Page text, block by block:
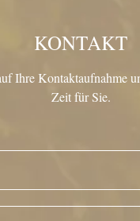
KONTAKT
Ihre Kontaktaufnahme
Zeit für Sie.